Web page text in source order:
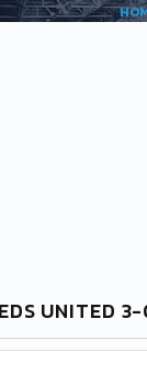
UNITED